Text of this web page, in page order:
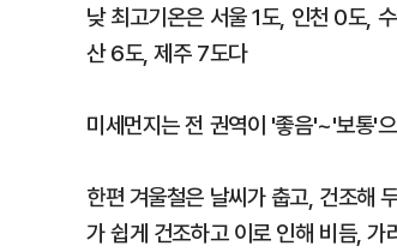
낮 최고기온은 서울 1도, 인천 0도,
산 6도, 제주 7도다
미세먼지는 전 권역이 '좋음'~'보통'
한편 겨울철은 날씨가 춥고, 건조해
가 쉽게 건조하고 이로 인해 비듬,